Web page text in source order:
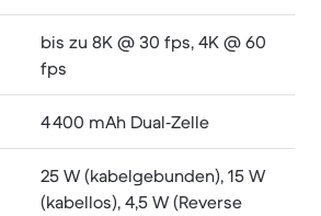
bis zu 8K @ 30 fps, 4K @ 60
fps
4 400 mAh Dual‑Zelle
25 W (kabelgebunden), 15 W
(kabellos), 4,5 W (Reverse